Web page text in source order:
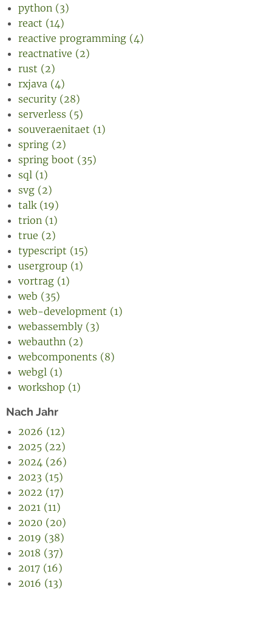
python (3)
react (14)
reactive programming (4)
reactnative (2)
rust (2)
rxjava (4)
security (28)
serverless (5)
souveraenitaet (1)
spring (2)
spring boot (35)
sql (1)
svg (2)
talk (19)
trion (1)
true (2)
typescript (15)
usergroup (1)
vortrag (1)
web (35)
web-development (1)
webassembly (3)
webauthn (2)
webcomponents (8)
webgl (1)
workshop (1)
Nach Jahr
2026 (12)
2025 (22)
2024 (26)
2023 (15)
2022 (17)
2021 (11)
2020 (20)
2019 (38)
2018 (37)
2017 (16)
2016 (13)